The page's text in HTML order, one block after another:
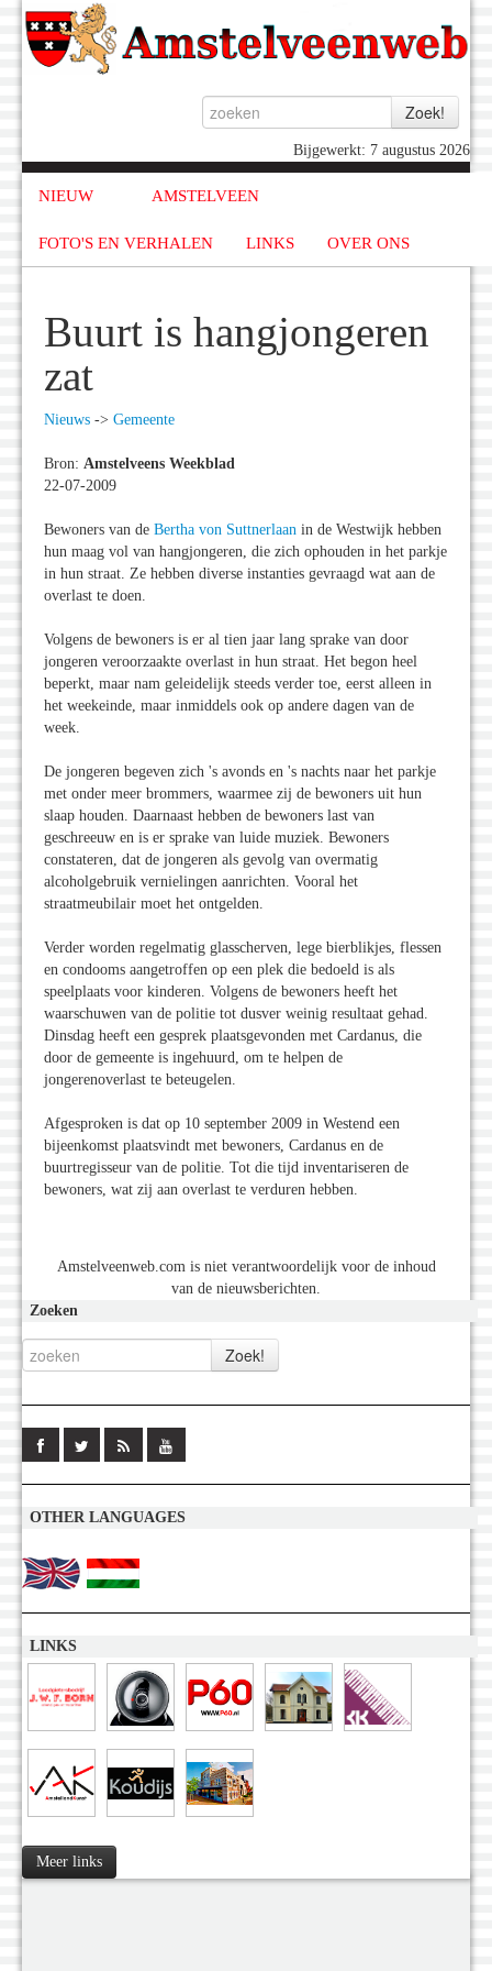
Bijgewerkt: 7 augustus 2026
NIEUW AMSTELVEEN
FOTO'S EN VERHALEN LINKS OVER ONS
Buurt is hangjongeren
zat
Nieuws -> Gemeente
Bron: Amstelveens Weekblad
22-07-2009
Bewoners van de Bertha von Suttnerlaan in de Westwijk hebben
hun maag vol van hangjongeren, die zich ophouden in het parkje
in hun straat. Ze hebben diverse instanties gevraagd wat aan de
overlast te doen.
Volgens de bewoners is er al tien jaar lang sprake van door
jongeren veroorzaakte overlast in hun straat. Het begon heel
beperkt, maar nam geleidelijk steeds verder toe, eerst alleen in
het weekeinde, maar inmiddels ook op andere dagen van de
week.
De jongeren begeven zich 's avonds en 's nachts naar het parkje
met onder meer brommers, waarmee zij de bewoners uit hun
slaap houden. Daarnaast hebben de bewoners last van
geschreeuw en is er sprake van luide muziek. Bewoners
constateren, dat de jongeren als gevolg van overmatig
alcoholgebruik vernielingen aanrichten. Vooral het
straatmeubilair moet het ontgelden.
Verder worden regelmatig glasscherven, lege bierblikjes, flessen
en condooms aangetroffen op een plek die bedoeld is als
speelplaats voor kinderen. Volgens de bewoners heeft het
waarschuwen van de politie tot dusver weinig resultaat gehad.
Dinsdag heeft een gesprek plaatsgevonden met Cardanus, die
door de gemeente is ingehuurd, om te helpen de
jongerenoverlast te beteugelen.
Afgesproken is dat op 10 september 2009 in Westend een
bijeenkomst plaatsvindt met bewoners, Cardanus en de
buurtregisseur van de politie. Tot die tijd inventariseren de
bewoners, wat zij aan overlast te verduren hebben.
Amstelveenweb.com is niet verantwoordelijk voor de inhoud
van de nieuwsberichten.
Zoeken
OTHER LANGUAGES
LINKS
Meer links